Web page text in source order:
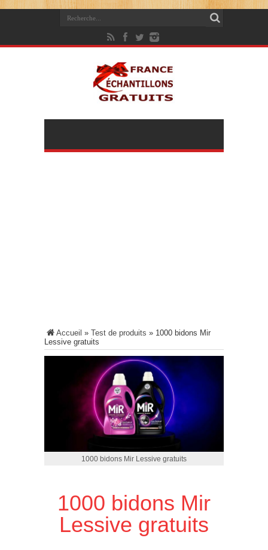
Accueil » Test de produits » 1000 bidons Mir
Lessive gratuits
1000 bidons Mir Lessive gratuits
1000 bidons Mir
Lessive gratuits